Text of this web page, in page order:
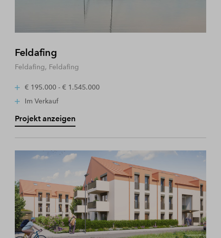
Feldafing
Feldafing, Feldafing
€ 195.000 - € 1.545.000
Im Verkauf
Projekt anzeigen